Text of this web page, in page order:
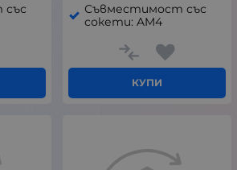
Съвместимост със
сокети: AM4
КУПИ